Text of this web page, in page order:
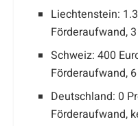
Liechtenstein:
Förderaufwand,
Schweiz: 400
Förderaufwand,
Deutschland: 0
Förderaufwand,